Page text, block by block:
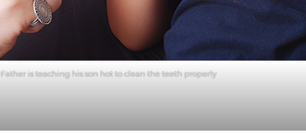
Father is teaching his son hot to clean the teeth properly